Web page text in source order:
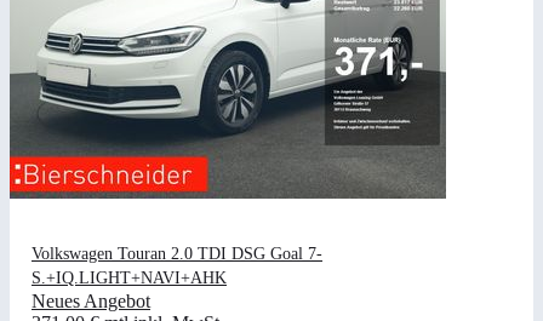
Volkswagen Touran 2.0 TDI DSG Goal 7-
S.+IQ.LIGHT+NAVI+AHK
Neues Angebot